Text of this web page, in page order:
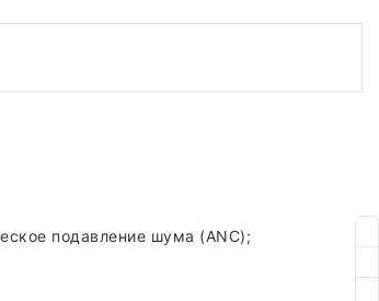
подавление шума (ANC);